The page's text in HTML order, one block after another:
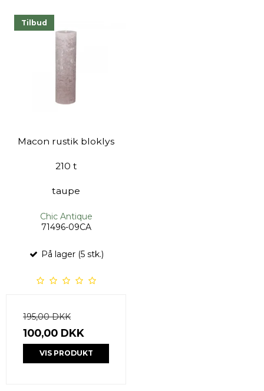
Tilbud
Macon rustik bloklys
210 t
taupe
Chic Antique
71496-09CA
På lager (5 stk.)
195,00 DKK
100,00 DKK
VIS PRODUKT